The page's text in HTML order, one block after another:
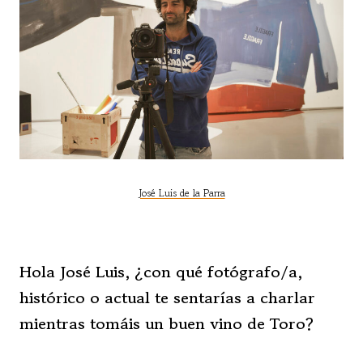
José Luis de la Parra
Hola José Luis, ¿con qué fotógrafo/a,
histórico o actual te sentarías a charlar
mientras tomáis un buen vino de Toro?